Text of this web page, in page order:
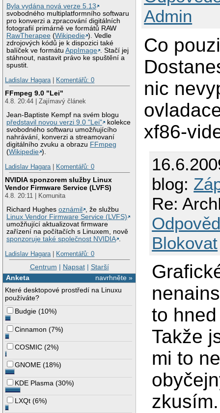
Byla vydána nová verze 5.13
svobodného multiplatformního softwaru
pro konverzi a zpracování digitálních
fotografií primárně ve formátů RAW
RawTherapee (Wikipedie ). Vedle
zdrojových kódů je k dispozici také
balíček ve formátuAppImage . Stačí jej
stáhnout, nastavit právo ke spuštění a
spustit.
Ladislav Hagara| Komentářů: 0
FFmpeg 9.0 "Lei"
4.8. 20:44 | Zajímavý článek
Jean-Baptiste Kempf na svém blogu
představil novou verzi 9.0 "Lei"
kolekce
svobodného softwaru umožňujícího
nahrávání, konverzi a streamovaní
digitálního zvuku a obrazu FFmpeg
(Wikipedie ).
Ladislav Hagara| Komentářů: 0
NVIDIA sponzorem služby Linux
Vendor Firmware Service (LVFS)
4.8. 20:11 | Komunita
Richard Hughesoznámil
, že službu
Linux Vendor Firmware Service (LVFS)
umožňující aktualizovat firmware
zařízení na počítačích s Linuxem, nově
sponzoruje také společnost NVIDIA .
Ladislav Hagara| Komentářů: 0
Centrum | Napsat| Starší
navrhněte »
Anketa
Které desktopové prostředí na Linuxu
používáte?
Budgie (10%)
Cinnamon (7%)
COSMIC (2%)
GNOME (18%)
KDE Plasma (30%)
LXQt (6%)
Admin
Co
nic
xf86-
blog:
Re:
Blokovat
to
Takže
mi to
zkusím.